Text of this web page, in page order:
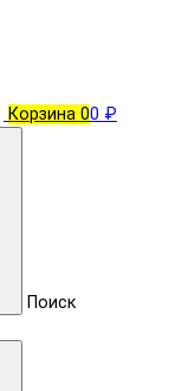
Корзина 00 ₽
Поиск